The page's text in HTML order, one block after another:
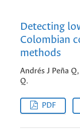
Detecting
Colombian
methods
Andrés J Peña
Q.
PDF